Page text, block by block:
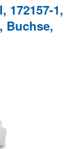
172157-1,
Buchse,